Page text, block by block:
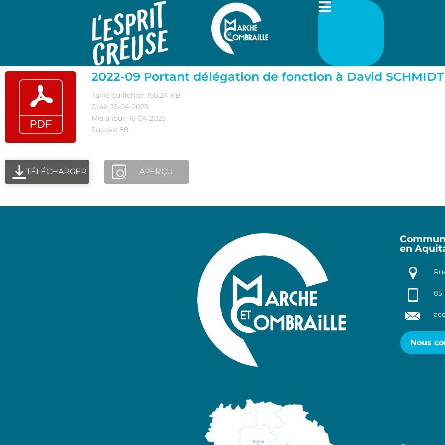
2022-09 Portant délégation de fonction à David
Taille du fichier: 156.24 KB
Créé: 16-04-2025
Mis à jour: 16-04-2025
Succès: 88
TÉLÉCHARGER APERÇU
en
05
Nous